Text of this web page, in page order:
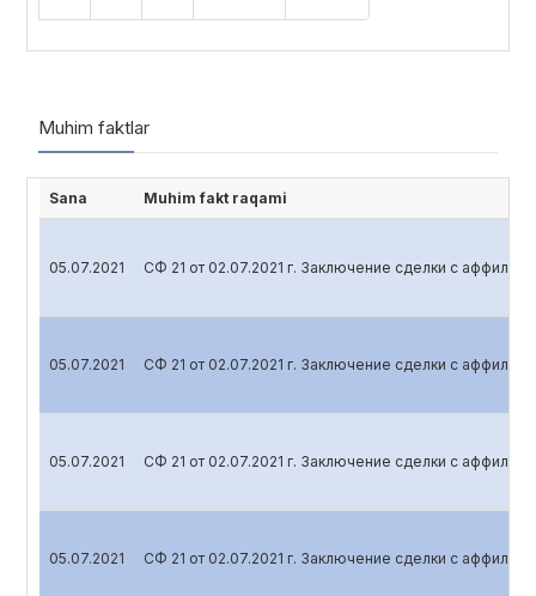
Muhim faktlar
Sana Muhim fakt raqami
05.07.2021 СФ 21 от 02.07.2021 г. Заключение сделки с
05.07.2021 СФ 21 от 02.07.2021 г. Заключение сделки с
05.07.2021 СФ 21 от 02.07.2021 г. Заключение сделки с
05.07.2021 СФ 21 от 02.07.2021 г. Заключение сделки с